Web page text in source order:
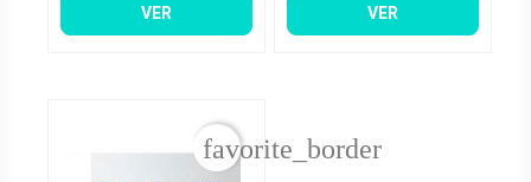
VER VER
favorite_border